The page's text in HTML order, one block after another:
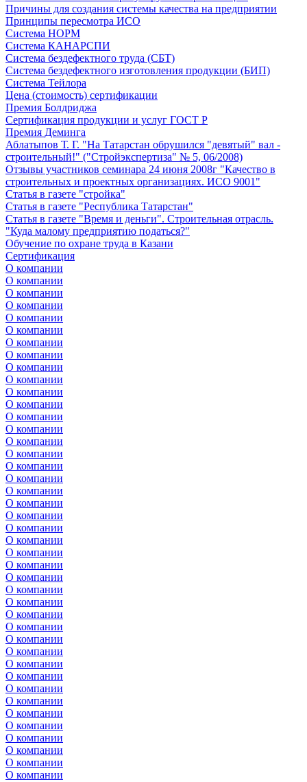
Причины для создания системы качества на предприятии
Принципы пересмотра ИСО
Система НОРМ
Система КАНАРСПИ
Система бездефектного труда (СБТ)
Система бездефектного изготовления продукции (БИП)
Система Тейлора
Цена (стоимость) сертификации
Премия Болдриджа
Сертификация продукции и услуг ГОСТ Р
Премия Деминга
Аблатыпов Т. Г. "На Татарстан обрушился "девятый" вал -
строительный!" ("Стройэкспертиза" № 5, 06/2008)
Отзывы участников семинара 24 июня 2008г "Качество в
строительных и проектных организациях. ИСО 9001"
Статья в газете "стройка"
Статья в газете "Республика Татарстан"
Статья в газете "Время и деньги". Строительная отрасль.
"Куда малому предприятию податься?"
Обучение по охране труда в Казани
Сертификация
О компании
О компании
О компании
О компании
О компании
О компании
О компании
О компании
О компании
О компании
О компании
О компании
О компании
О компании
О компании
О компании
О компании
О компании
О компании
О компании
О компании
О компании
О компании
О компании
О компании
О компании
О компании
О компании
О компании
О компании
О компании
О компании
О компании
О компании
О компании
О компании
О компании
О компании
О компании
О компании
О компании
О компании